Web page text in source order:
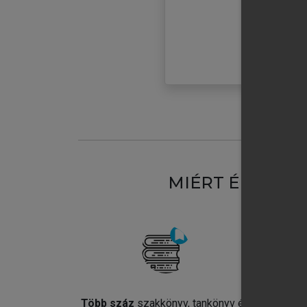
MIÉRT
Több száz szakkönyv, tankönyv és